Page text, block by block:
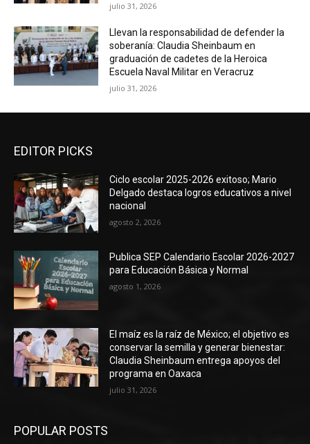
julio 31, 2026
Llevan la responsabilidad de defender la
soberanía: Claudia Sheinbaum en
graduación de cadetes de la Heroica
Escuela Naval Militar en Veracruz
julio 31, 2026
EDITOR PICKS
Ciclo escolar 2025-2026 exitoso; Mario
Delgado destaca logros educativos a nivel
nacional
agosto 2, 2026
Publica SEP Calendario Escolar 2026-2027
para Educación Básica y Normal
agosto 1, 2026
El maíz es la raíz de México; el objetivo es
conservar la semilla y generar bienestar:
Claudia Sheinbaum entrega apoyos del
programa en Oaxaca
julio 31, 2026
POPULAR POSTS